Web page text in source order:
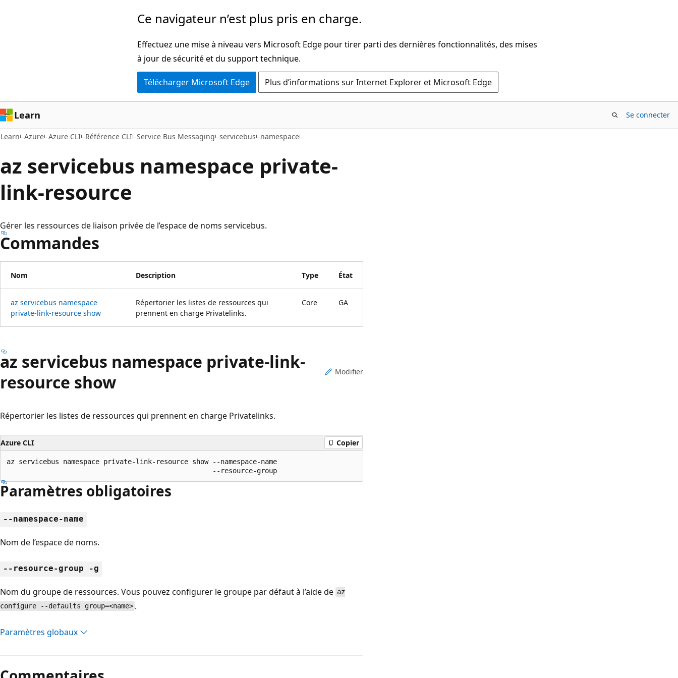
page
Ce navigateur n’est plus pris en charge.
Effectuez une mise à niveau vers Microsoft Edge pour tirer parti des dernières fonctionnalités, des mises
à jour de sécurité et du support technique.
Télécharger Microsoft Edge Plus d’informations sur Internet Explorer et Microsoft Edge
Learn Se connecter
Learn Azure Azure CLI Référence CLI Service Bus Messaging servicebus namespace
az servicebus namespace private-
link-resource
Gérer les ressources de liaison privée de l’espace de noms servicebus.
Commandes
Nom Description Type État
az servicebus namespace
private-link-resource show
Répertorier les listes de ressources qui
prennent en charge Privatelinks.
Core GA
az servicebus namespace private-link-
resource show
Modifier
Répertorier les listes de ressources qui prennent en charge Privatelinks.
Azure CLI Copier
az servicebus namespace private-link-resource show --namespace-name
                                                   --resource-group
Paramètres obligatoires
--namespace-name
Nom de l’espace de noms.
--resource-group -g
Nom du groupe de ressources. Vous pouvez configurer le groupe par défaut à l’aide de az
configure --defaults group=<name> .
Paramètres globaux